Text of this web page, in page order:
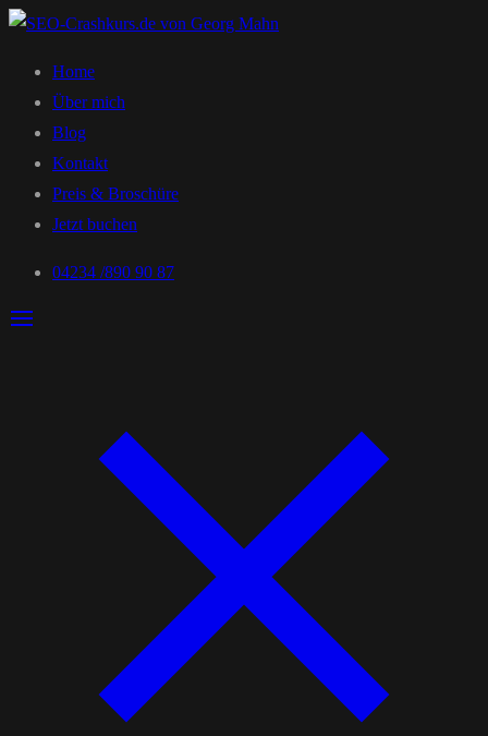
Home
Über mich
Blog
Kontakt
Preis & Broschüre
Jetzt buchen
04234 /890 90 87